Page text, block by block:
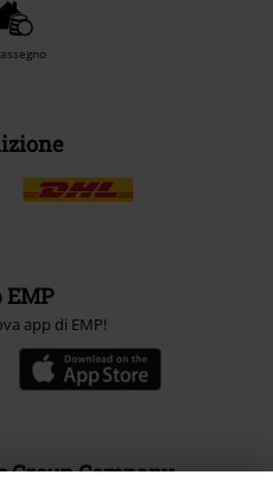
EMP
app di EMP!
Company